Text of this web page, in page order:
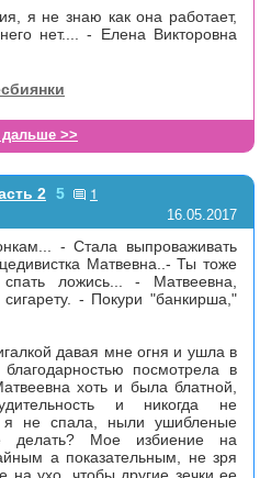
я не знаю как она работает,
нет.... - Елена Викторовна
дальше >>
2 5 1
16.05.2017
- Стала выпроваживать
Матвевна..- Ты тоже
ложись... - Матвеевна,
- Покури "банкирша,"
давая мне огня и ушла в
посмотрела в
хоть и была блатной,
и никогда не
я не спала, ныли ушибленые
Мое избиение на
а показательным, не зря